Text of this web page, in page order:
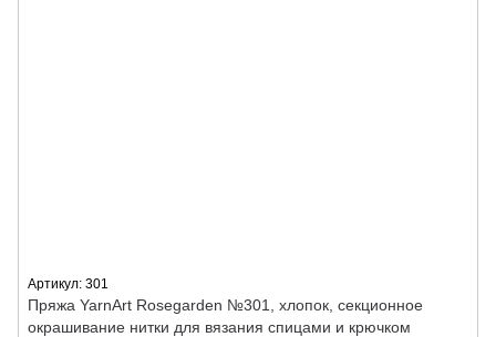
Артикул: 301
Пряжа YarnArt Rosegarden №301, хлопок, секционное
окрашивание нитки для вязания спицами и крючком